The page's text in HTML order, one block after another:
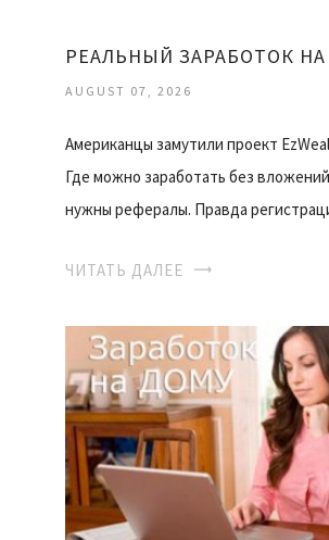
РЕАЛЬНЫЙ ЗАРАБОТОК
AUGUST 07, 2026
Американцы замутили проект
Где можно заработать без
нужны рефералы. Правда
ЧИТАТЬ ДАЛЕЕ